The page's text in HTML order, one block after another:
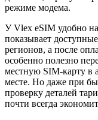
режиме модема.
У Vlex eSIM удобно
показывает
регионов, а после
особенно полезно
местную SIM-карту в
месте. Но даже при
проверку деталей
почти всегда